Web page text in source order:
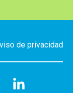
de privacidad